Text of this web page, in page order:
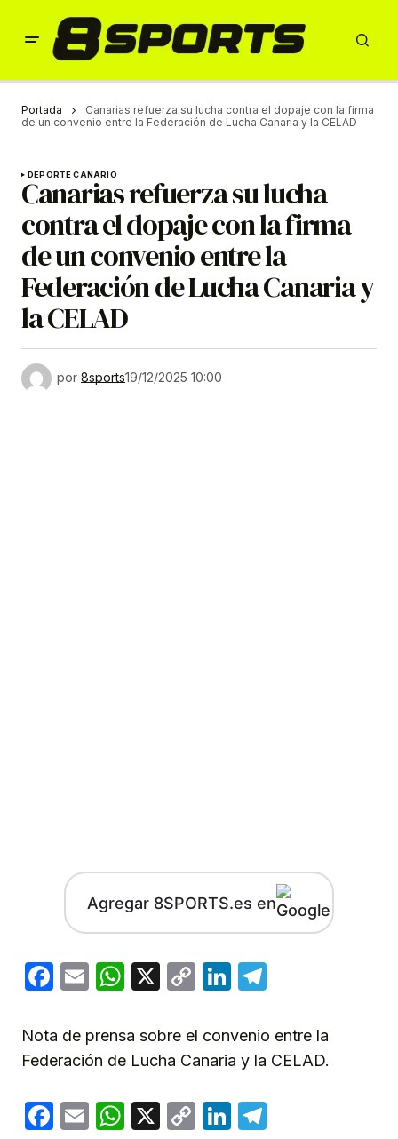
Portada
Canarias refuerza su lucha contra el dopaje con la firma
de un convenio entre la Federación de Lucha Canaria y la CELAD
DEPORTE CANARIO
Canarias refuerza su lucha
contra el dopaje con la firma
de un convenio entre la
Federación de Lucha Canaria y
la CELAD
por 8sports19/12/2025 10:00
Agregar 8SPORTS.es en
Facebook
EmailWhatsApp
X
CopyLinkedIn
Nota de prensa sobre el convenio entre la
Federación de Lucha Canaria y la CELAD.
Facebook
EmailWhatsApp
X
CopyLinkedIn